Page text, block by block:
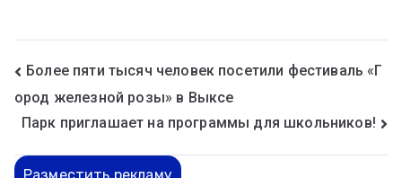
Более пяти тысяч человек посетили фестиваль «Г
ород железной розы» в Выксе
Парк приглашает на программы для школьников!